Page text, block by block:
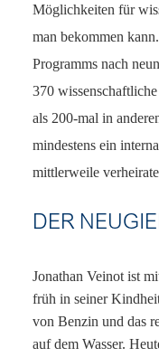
Möglichkeiten für
man bekommen
Programms nach
370
als 200-mal in
mindestens ein
mittlerweile
DER
Jonathan Veinot ist
früh in seiner
von Benzin und das
auf dem Wasser.